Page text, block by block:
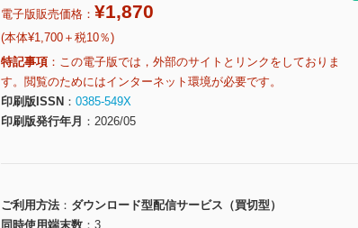
電子版販売価格： ¥1,870
(本体¥1,700＋税10％)
特記事項
この電子版では，外部のサイトとリンクをしておりま
す。閲覧のためにはインターネット環境が必要です。
印刷版ISSN
0385-549X
印刷版発行年月
2026/05
ご利用方法
ダウンロード型配信サービス（買切型）
同時使用端末数
3